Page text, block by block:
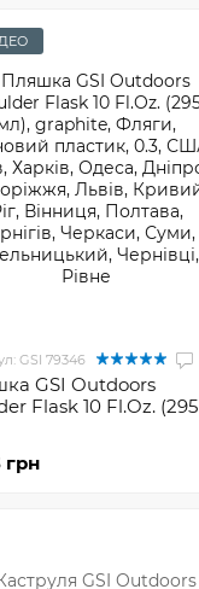
GSI 79346
GSI Outdoors
Flask 10 Fl.Oz. (295
грн